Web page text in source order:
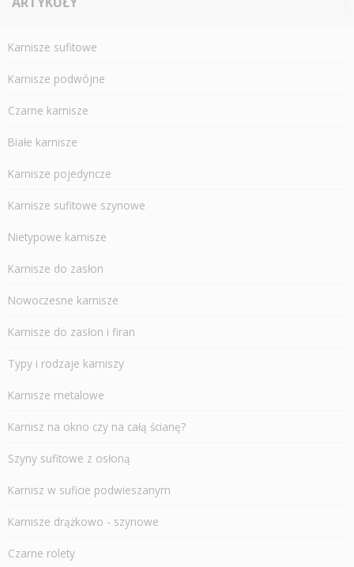
Karnisze sufitowe
Karnisze podwójne
Czarne karnisze
Białe karnisze
Karnisze pojedyncze
Karnisze sufitowe szynowe
Nietypowe karnisze
Karnisze do zasłon
Nowoczesne karnisze
Karnisze do zasłon i firan
Typy i rodzaje karniszy
Karnisze metalowe
Karnisz na okno czy na całą ścianę?
Szyny sufitowe z osłoną
Karnisz w suficie podwieszanym
Karnisze drążkowo - szynowe
Czarne rolety